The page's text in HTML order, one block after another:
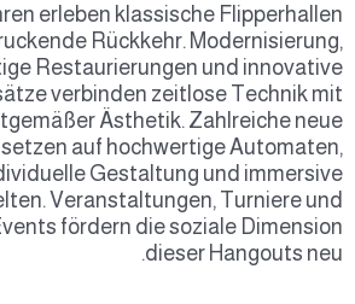
erleben klassische Flipperhallen
Rückkehr. Modernisierung,
Restaurierungen und innovative
verbinden zeitlose Technik mit
Ästhetik. Zahlreiche neue
auf hochwertige Automaten,
Gestaltung und immersive
Veranstaltungen, Turniere und
fördern die soziale Dimension
dieser Hangouts neu.